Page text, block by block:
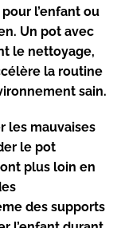
l’enfant ou
Un pot avec
le nettoyage,
la routine
sain.
les mauvaises
le pot
plus loin en
des supports